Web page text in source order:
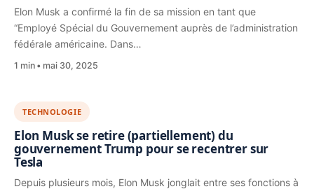
Elon Musk a confirmé la fin de sa mission en tant que
“Employé Spécial du Gouvernement auprès de l’administration
fédérale américaine. Dans…
1 min mai 30, 2025
TECHNOLOGIE
Elon Musk se retire (partiellement) du
gouvernement Trump pour se recentrer sur
Tesla
Depuis plusieurs mois, Elon Musk jonglait entre ses fonctions à